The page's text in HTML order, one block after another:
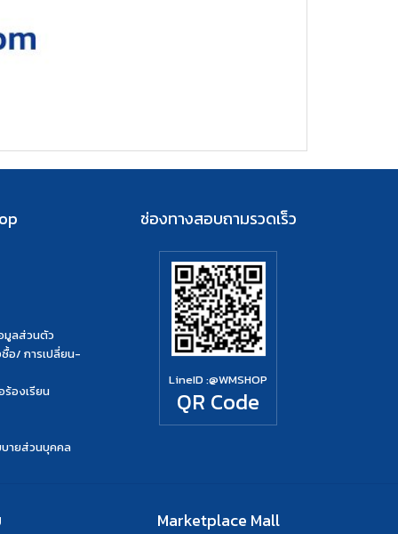
มูลส่วนตัว
อ/ การเปลี่ยน-
ร้องเรียน
บายส่วนบุคคล
ช่องทางสอบถามรวดเร็ว
LineID :@WMSHOP
QR Code
Marketplace Mall